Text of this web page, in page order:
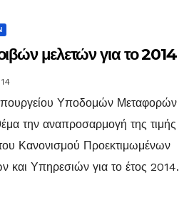
μελετών για το 2014
Υποδομών Μεταφορών
την αναπροσαρμογή της τιμής
Κανονισμού Προεκτιμωμένων
και Υπηρεσιών για το έτος 2014.